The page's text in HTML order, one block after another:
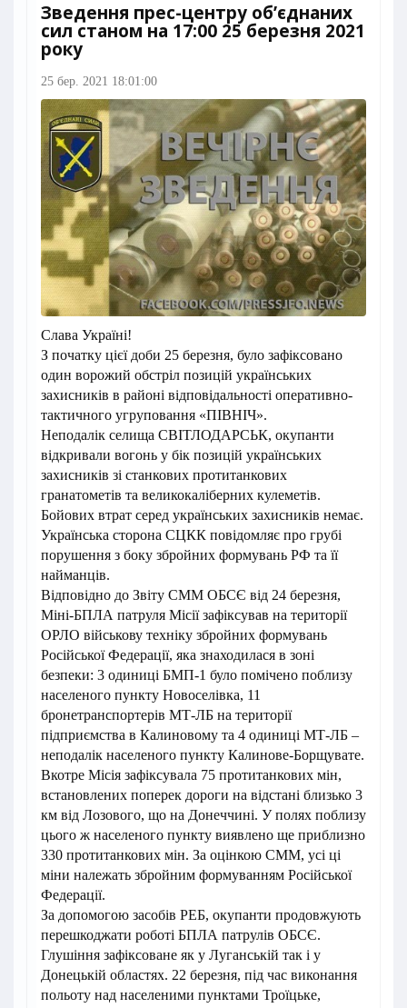
Зведення прес-центру об’єднаних
сил станом на 17:00 25 березня 2021
року
25 бер. 2021 18:01:00
Слава Україні!
З початку цієї доби 25 березня, було зафіксовано
один ворожий обстріл позицій українських
захисників в районі відповідальності оперативно-
тактичного угруповання «ПІВНІЧ».
Неподалік селища СВІТЛОДАРСЬК, окупанти
відкривали вогонь у бік позицій українських
захисників зі станкових протитанкових
гранатометів та великокаліберних кулеметів.
Бойових втрат серед українських захисників немає.
Українська сторона СЦКК повідомляє про грубі
порушення з боку збройних формувань РФ та її
найманців.
Відповідно до Звіту СММ ОБСЄ від 24 березня,
Міні-БПЛА патруля Місії зафіксував на території
ОРЛО військову техніку збройних формувань
Російської Федерації, яка знаходилася в зоні
безпеки: 3 одиниці БМП-1 було помічено поблизу
населеного пункту Новоселівка, 11
бронетранспортерів МТ-ЛБ на території
підприємства в Калиновому та 4 одиниці МТ-ЛБ –
неподалік населеного пункту Калинове-Борщувате.
Вкотре Місія зафіксувала 75 протитанкових мін,
встановлених поперек дороги на відстані близько 3
км від Лозового, що на Донеччині. У полях поблизу
цього ж населеного пункту виявлено ще приблизно
330 протитанкових мін. За оцінкою СММ, усі ці
міни належать збройним формуванням Російської
Федерації.
За допомогою засобів РЕБ, окупанти продовжують
перешкоджати роботі БПЛА патрулів ОБСЄ.
Глушіння зафіксоване як у Луганській так і у
Донецькій областях. 22 березня, під час виконання
польоту над населеними пунктами Троїцьке,